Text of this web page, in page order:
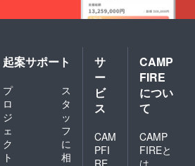
起案サポート
プ
ロ
ジ
ェ
ク
ト
ス
タ
ッ
フ
に
相
サ
ー
ビ
ス
CAM
PFI
RE
CAMP
FIRE
につい
て
CAMP
FIREと
は